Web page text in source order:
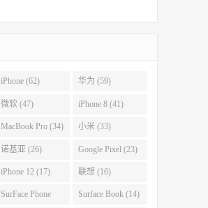
iPhone (62) 华为 (59)
微软 (47) iPhone 8 (41)
MacBook Pro (34) 小米 (33)
诺基亚 (26) Google Pixel (23)
iPhone 12 (17) 联想 (16)
SurFace Phone Surface Book (14)